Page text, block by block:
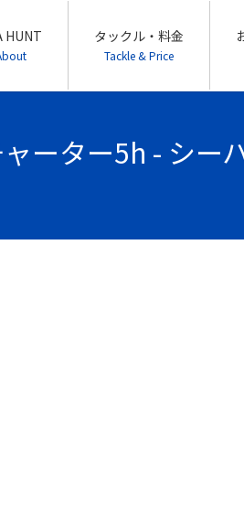
HUNT タックル・料金
Tackle & Price
ーター5h - シー